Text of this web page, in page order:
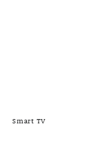
Smart TV